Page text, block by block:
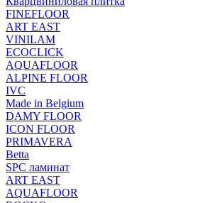
FINEFLOOR
ART EAST
VINILAM
ECOCLICK
AQUAFLOOR
ALPINE FLOOR
IVC
Made in Belgium
DAMY FLOOR
ICON FLOOR
PRIMAVERA
Betta
SPC ламинат
ART EAST
AQUAFLOOR